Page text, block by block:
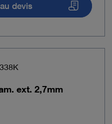
devis
ext. 2,7mm